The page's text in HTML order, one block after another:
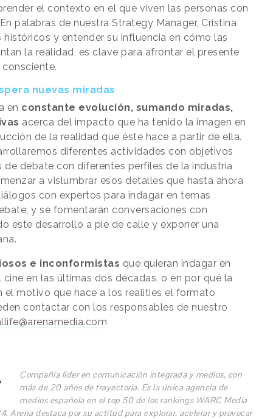
el contexto en el que viven las personas con
palabras de nuestra Strategy Manager, Cristina
históricos y entender su influencia en cómo las
la realidad, es clave para afrontar el presente
nuevas miradas
en constante evolución, sumando miradas,
acerca del impacto que ha tenido la imagen en
de la realidad que éste hace a partir de ella.
diferentes actividades con objetivos
de debate con diferentes perfiles de la industria
a vislumbrar esos detalles que hasta ahora
con expertos para indagar en temas
y se fomentarán conversaciones con
este desarrollo a pie de calle y exponer una
e inconformistas que quieran indagar en
en las últimas dos décadas, o en por qué la
el motivo que hace a los realities el formato
contactar con los responsables de nuestro
Compañía líder en comunicación integrada y medios, con
más de 20 años de trayectoria. Es la única agencia de
medios española en el top 50 de los rankings WARC Media
Arena destaca por su actitud para explorar, acelerar y provocar